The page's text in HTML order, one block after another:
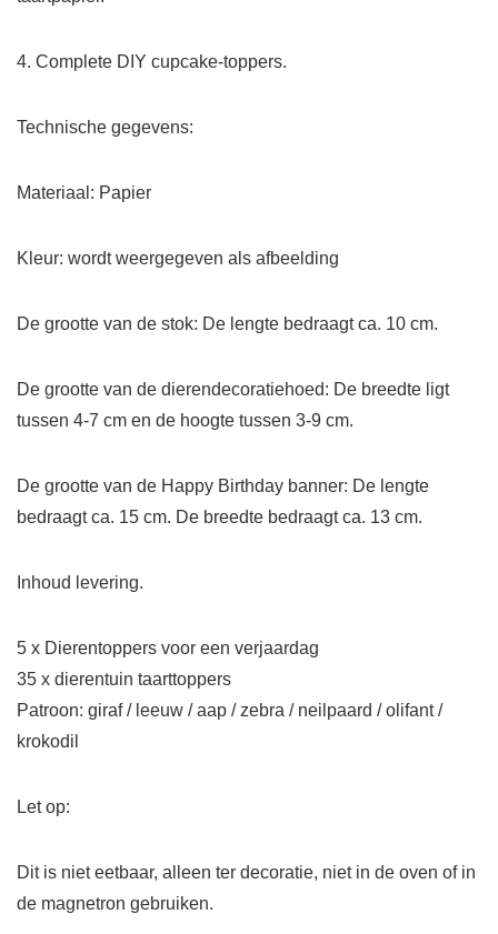
4. Complete DIY cupcake-toppers.
Technische gegevens:
Materiaal: Papier
Kleur: wordt weergegeven als afbeelding
De grootte van de stok: De lengte bedraagt ca. 10 cm.
De grootte van de dierendecoratiehoed: De breedte ligt
tussen 4-7 cm en de hoogte tussen 3-9 cm.
De grootte van de Happy Birthday banner: De lengte
bedraagt ca. 15 cm. De breedte bedraagt ca. 13 cm.
Inhoud levering.
5 x Dierentoppers voor een verjaardag
35 x dierentuin taarttoppers
Patroon: giraf / leeuw / aap / zebra / neilpaard / olifant /
krokodil
Let op:
Dit is niet eetbaar, alleen ter decoratie, niet in de oven of in
de magnetron gebruiken.